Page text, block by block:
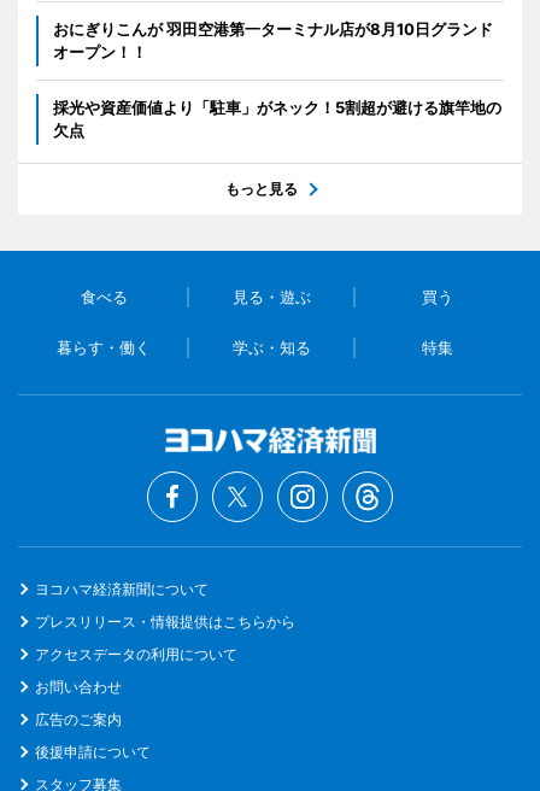
おにぎりこんが 羽田空港第一ターミナル店が8月10日グランド
オープン！！
採光や資産価値より「駐車」がネック！5割超が避ける旗竿地の
欠点
もっと見る
食べる 見る・遊ぶ 買う
暮らす・働く 学ぶ・知る 特集
ヨコハマ経済新聞について
プレスリリース・情報提供はこちらから
アクセスデータの利用について
お問い合わせ
広告のご案内
後援申請について
スタッフ募集